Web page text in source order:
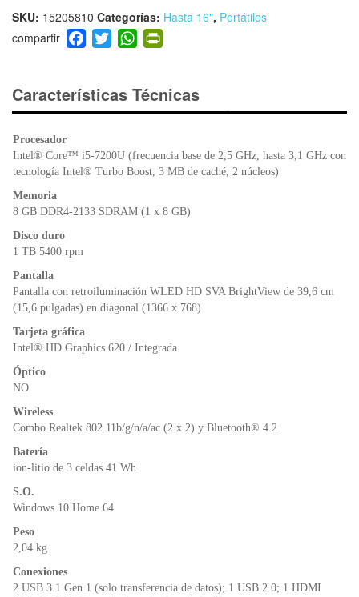
SKU: 15205810 Categorías: Hasta 16", Portátiles
F
a
e
b
o
k
T
wi
er
W
h
s
A
p
ri
e
dl
y
Características Técnicas
Procesador
Intel® Core™ i5-7200U (frecuencia base de 2,5 GHz, hasta 3,1 GHz con
tecnología Intel® Turbo Boost, 3 MB de caché, 2 núcleos)
Memoria
8 GB DDR4-2133 SDRAM (1 x 8 GB)
Disco duro
1 TB 5400 rpm
Pantalla
Pantalla con retroiluminación WLED HD SVA BrightView de 39,6 cm
(15,6 pulgadas) en diagonal (1366 x 768)
Tarjeta gráfica
Intel® HD Graphics 620 / Integrada
Óptico
NO
Wireless
Combo Realtek 802.11b/g/n/a/ac (2 x 2) y Bluetooth® 4.2
Batería
ion-litio de 3 celdas 41 Wh
S.O.
Windows 10 Home 64
Peso
2,04 kg
Conexiones
2 USB 3.1 Gen 1 (solo transferencia de datos); 1 USB 2.0; 1 HDMI